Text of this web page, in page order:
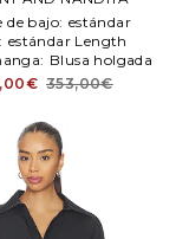
AND NANDITA
de bajo: estándar
estándar Length
Blusa holgada
353,00€